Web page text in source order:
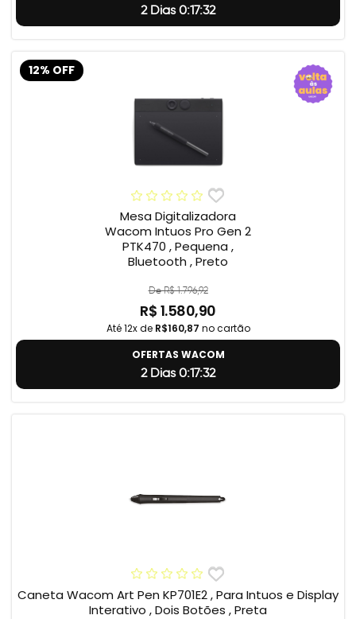
2 Dias 0:17:31
12% OFF
Mesa Digitalizadora
Wacom Intuos Pro Gen 2
PTK470 , Pequena ,
Bluetooth , Preto
De R$ 1.796,92
R$ 1.580,90
Até 12x de R$160,87 no cartão
OFERTAS WACOM
2 Dias 0:17:31
Caneta Wacom Art Pen KP701E2 , Para Intuos e Display
Interativo , Dois Botões , Preta